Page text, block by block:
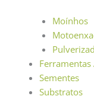
Moínhos
Ferramentas
Sementes
Substratos